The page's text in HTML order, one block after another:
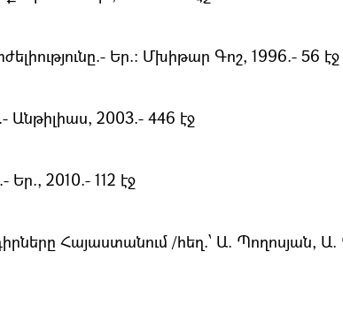
Եր.։ Մխիթար Գոշ, 1996.- 56 էջ
2003.- 446 էջ
2010.- 112 էջ
Հայաստանում /հեղ.՝ Ա. Պողոսյան, Ա.